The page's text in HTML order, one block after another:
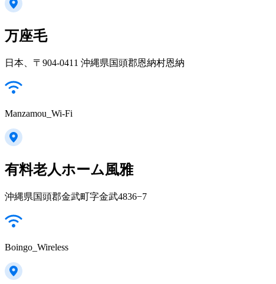
万座毛
日本、〒904-0411 沖縄県国頭郡恩納村恩納
Manzamou_Wi-Fi
有料老人ホーム風雅
沖縄県国頭郡金武町字金武4836−7
Boingo_Wireless